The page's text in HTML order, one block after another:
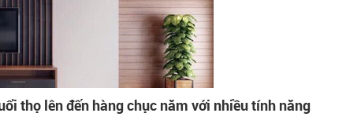
thọ lên đến hàng chục năm với nhiều tính năng